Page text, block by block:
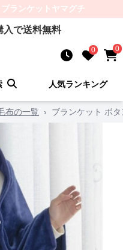
ブランケットヤマグチ
入で送料無料
0 0
人気ランキング
布の一覧 › ブランケット ボ